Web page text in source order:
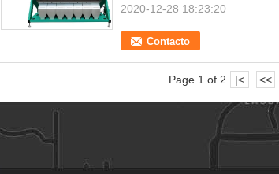
Contacto
2020-12-28 18:23:20
Page 1 of 2 |< <<